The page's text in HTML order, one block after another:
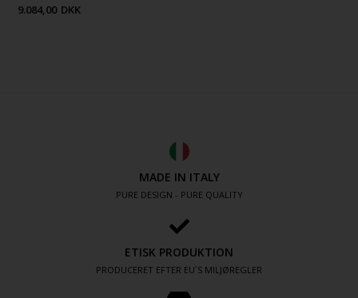
9.084,00 DKK
MADE IN ITALY
PURE DESIGN - PURE QUALITY
ETISK PRODUKTION
PRODUCERET EFTER EU´S MILJØREGLER